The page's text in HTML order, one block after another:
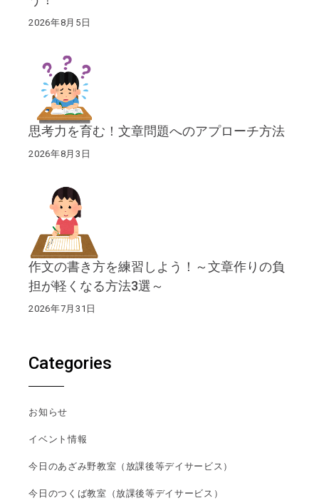
2026年8月5日
思考力を育む！文章問題へのアプローチ方法
2026年8月3日
作文の書き方を練習しよう！～文章作りの負
担が軽くなる方法3選～
2026年7月31日
Categories
お知らせ
イベント情報
今日のあざみ野教室（放課後等デイサービス）
今日のつくば教室（放課後等デイサービス）